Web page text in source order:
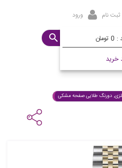
:
خرید
ثبت نام ورود
چیست؟
دورنگ طلایی صفحه مشکی